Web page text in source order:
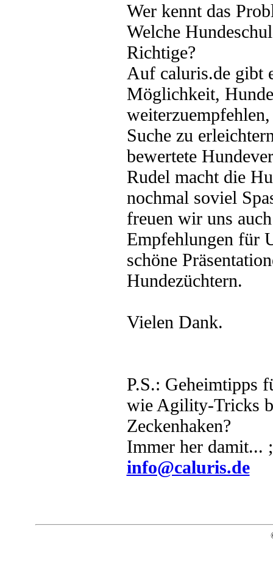
Wer kennt das
Welche
Richtige?
Auf caluris.de gibt
Möglichkeit,
Suche zu
bewertete
Rudel macht die
nochmal soviel
freuen wir uns
Empfehlungen für
schöne
Hundezüchtern.
Vielen Dank.
P.S.: Geheimtipps
wie Agility-Tricks
Zeckenhaken?
Immer her damit...
info@caluris.de